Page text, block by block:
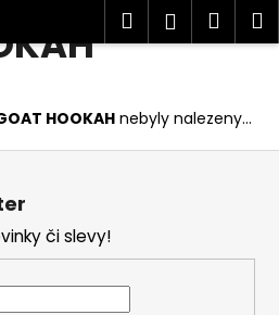
Hledat
HOOKAH nebyly nalezeny...
či slevy!